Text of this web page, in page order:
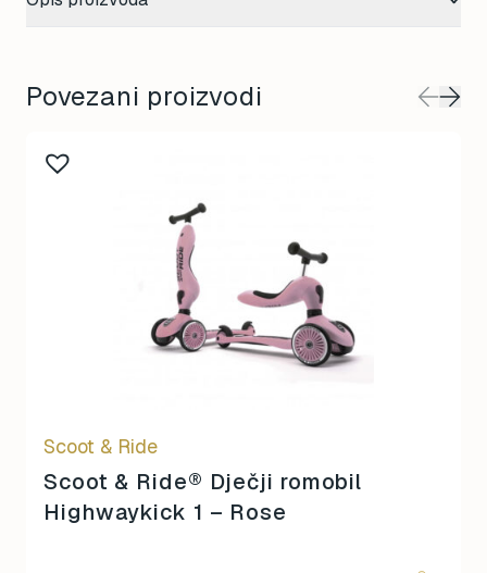
Povezani proizvodi
Scoot & Ride
Scoot & Ride® Dječji romobil
Highwaykick 1 – Rose